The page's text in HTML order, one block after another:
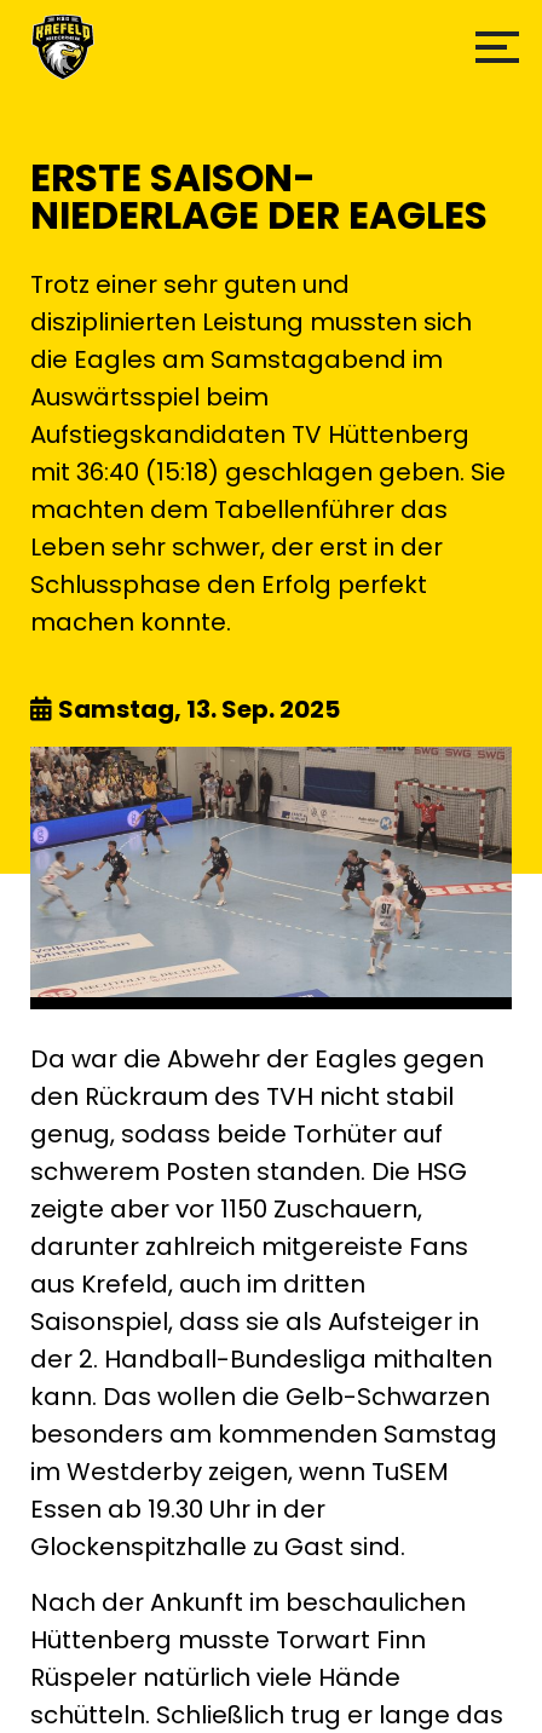
ERSTE SAISON-
NIEDERLAGE DER EAGLES
Trotz einer sehr guten und
disziplinierten Leistung mussten sich
die Eagles am Samstagabend im
Auswärtsspiel beim
Aufstiegskandidaten TV Hüttenberg
mit 36:40 (15:18) geschlagen geben. Sie
machten dem Tabellenführer das
Leben sehr schwer, der erst in der
Schlussphase den Erfolg perfekt
machen konnte.
Samstag, 13. Sep. 2025
Da war die Abwehr der Eagles gegen
den Rückraum des TVH nicht stabil
genug, sodass beide Torhüter auf
schwerem Posten standen. Die HSG
zeigte aber vor 1150 Zuschauern,
darunter zahlreich mitgereiste Fans
aus Krefeld, auch im dritten
Saisonspiel, dass sie als Aufsteiger in
der 2. Handball-Bundesliga mithalten
kann. Das wollen die Gelb-Schwarzen
besonders am kommenden Samstag
im Westderby zeigen, wenn TuSEM
Essen ab 19.30 Uhr in der
Glockenspitzhalle zu Gast sind.
Nach der Ankunft im beschaulichen
Hüttenberg musste Torwart Finn
Rüspeler natürlich viele Hände
schütteln. Schließlich trug er lange das